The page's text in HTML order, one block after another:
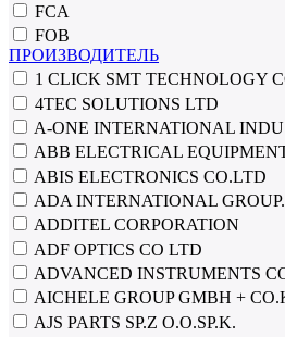
FCA
FOB
ПРОИЗВОДИТЕЛЬ
1 CLICK SMT TECHNOLOGY
4TEC SOLUTIONS LTD
A-ONE INTERNATIONAL
ABB ELECTRICAL
ABIS ELECTRONICS CO.LTD
ADA INTERNATIONAL
ADDITEL CORPORATION
ADF OPTICS CO LTD
ADVANCED INSTRUMENTS
AICHELE GROUP GMBH +
AJS PARTS SP.Z O.O.SP.K.